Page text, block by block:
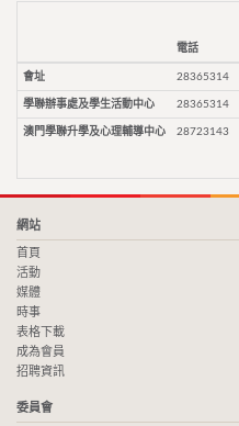
電話
會址 28365314
學聯辦事處及學生活動中心 28365314
澳門學聯升學及心理輔導中心 28723143
網站
首頁
活動
媒體
時事
表格下載
成為會員
招聘資訊
委員會